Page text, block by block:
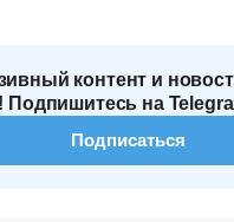
контент и
Подпишитесь на
Подписаться